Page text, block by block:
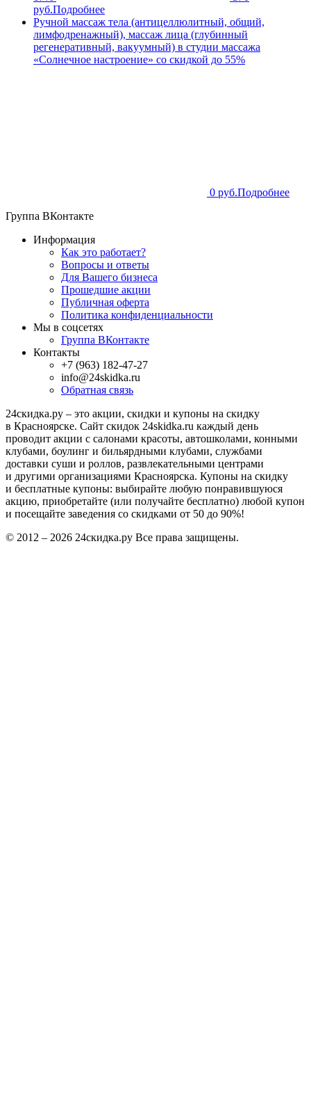
руб.Подробнее
Ручной массаж тела (антицеллюлитный, общий,
лимфодренажный), массаж лица (глубинный
регенеративный, вакуумный) в студии массажа
«Солнечное настроение» со скидкой до 55%
0 руб.Подробнее
Группа ВКонтакте
Информация
Как это работает?
Вопросы и ответы
Для Вашего бизнеса
Прошедшие акции
Публичная оферта
Политика конфиденциальности
Мы в соцсетях
Группа ВКонтакте
Контакты
+7 (963) 182-47-27
info@24skidka.ru
Обратная связь
24скидка.ру – это акции, скидки и купоны на скидку
в Красноярске. Сайт скидок 24skidka.ru каждый день
проводит акции с салонами красоты, автошколами, конными
клубами, боулинг и бильярдными клубами, службами
доставки суши и роллов, развлекательными центрами
и другими организациями Красноярска. Купоны на скидку
и бесплатные купоны: выбирайте любую понравившуюся
акцию, приобретайте (или получайте бесплатно) любой купон
и посещайте заведения со скидками от 50 до 90%!
© 2012 – 2026 24скидка.ру Все права защищены.